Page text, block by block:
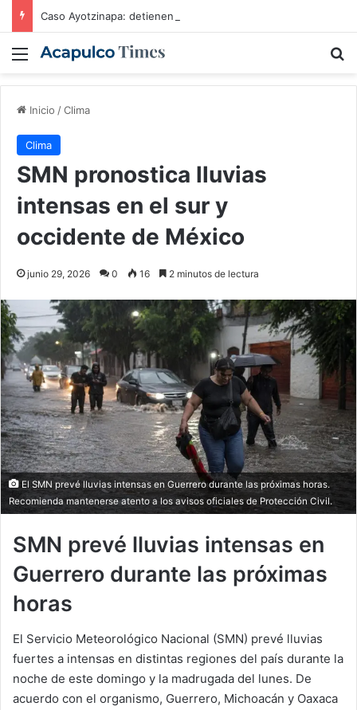
Caso Ayotzinapa: detienen a exgobernador de Guerrero
Menú
Inicio /Clima
Clima
SMN pronostica lluvias
intensas en el sur y
occidente de México
junio 29, 2026 0 16 2 minutos de lectura
El SMN prevé lluvias intensas en Guerrero durante las próximas horas.
Recomienda mantenerse atento a los avisos oficiales de Protección Civil.
SMN prevé lluvias intensas en
Guerrero durante las próximas
horas
El Servicio Meteorológico Nacional (SMN) prevé lluvias
fuertes a intensas en distintas regiones del país durante la
noche de este domingo y la madrugada del lunes. De
acuerdo con el organismo, Guerrero, Michoacán y Oaxaca